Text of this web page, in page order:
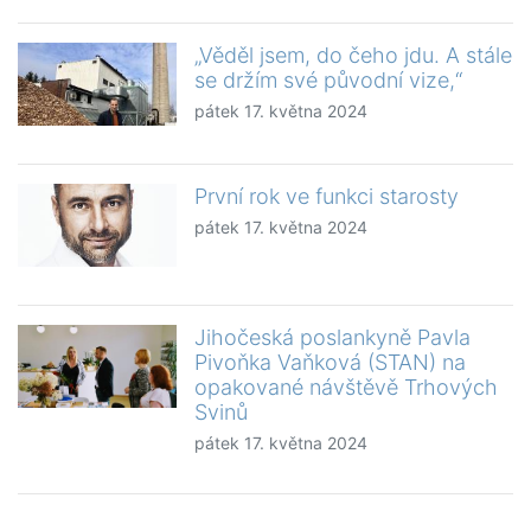
„Věděl jsem, do čeho jdu. A stále
se držím své původní vize,“
pátek 17. května 2024
První rok ve funkci starosty
pátek 17. května 2024
Jihočeská poslankyně Pavla
Pivoňka Vaňková (STAN) na
opakované návštěvě Trhových
Svinů
pátek 17. května 2024